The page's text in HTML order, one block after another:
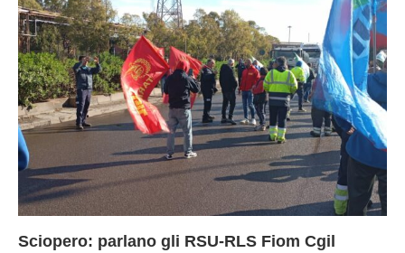
Sciopero: parlano gli RSU-RLS Fiom Cgil